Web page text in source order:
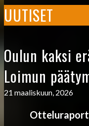
UUTISET
Oulun kaksi
Loimun
21 maaliskuun, 2026